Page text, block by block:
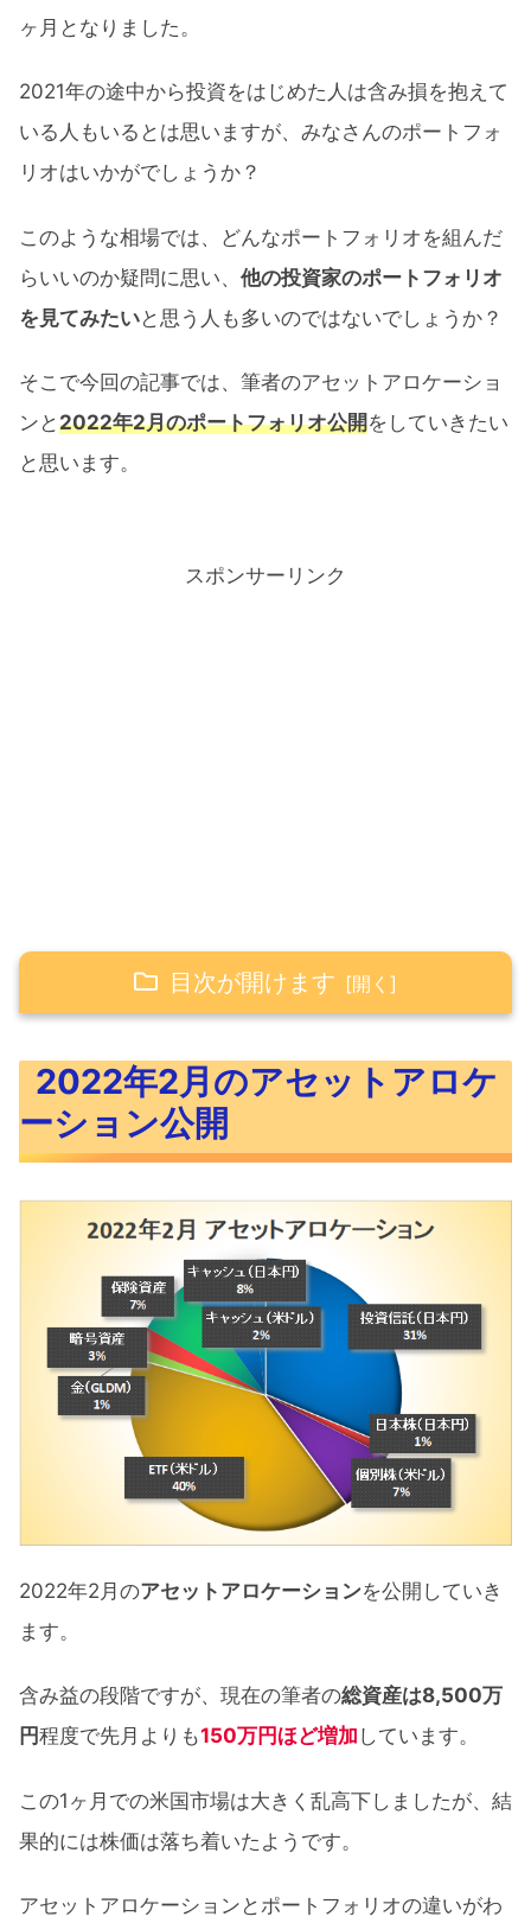
ヶ月となりました。
2021年の途中から投資をはじめた人は含み損を抱えて
いる人もいるとは思いますが、みなさんのポートフォ
リオはいかがでしょうか？
このような相場では、どんなポートフォリオを組んだ
らいいのか疑問に思い、 他の投資家のポートフォリオ
を見てみたいと思う人も多いのではないでしょうか？
そこで今回の記事では、筆者のアセットアロケーショ
ンと2022年2月のポートフォリオ公開をしていきたい
と思います。
スポンサーリンク
目次が開けます
2022年2月のポートフォリオ公開
米国ETFのポートフォリオ公開
米国個別株のポートフォリオ公開
投資信託のポートフォリオ公開
ポートフォリオの見直しと今後の方針
ポートフォリオ公開まとめ
2022年2月のアセットアロケ
ーション公開
2022年2月のアセットアロケーションを公開していき
ます。
含み益の段階ですが、現在の筆者の総資産は8,500万
円程度で先月よりも150万円ほど増加 しています。
この1ヶ月での米国市場は大きく乱高下しましたが、結
果的には株価は落ち着いたようです。
アセットアロケーションとポートフォリオの違いがわ